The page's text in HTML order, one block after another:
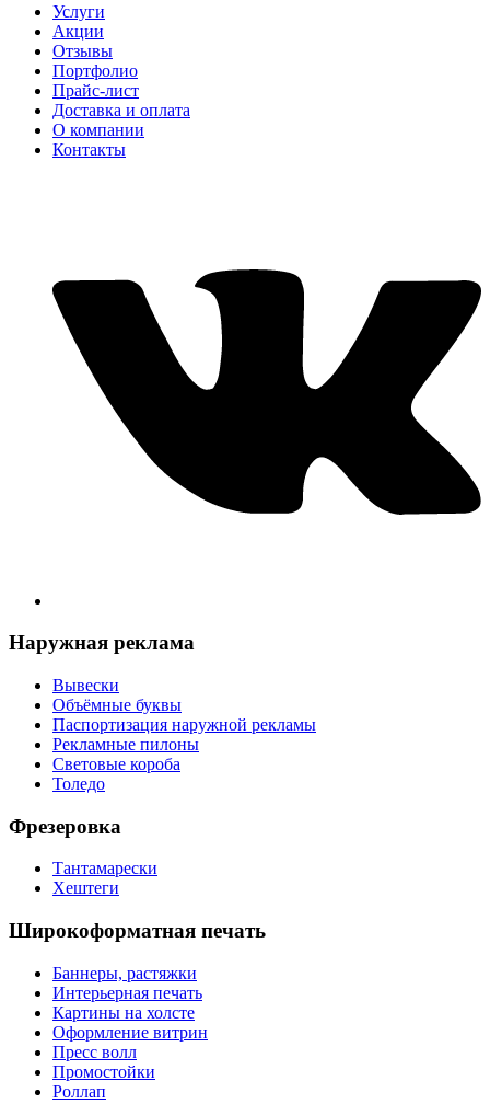
Услуги
Акции
Отзывы
Портфолио
Прайс-лист
Доставка и оплата
О компании
Контакты
Наружная реклама
Вывески
Объёмные буквы
Паспортизация наружной рекламы
Рекламные пилоны
Световые короба
Толедо
Фрезеровка
Тантамарески
Хештеги
Широкоформатная печать
Баннеры, растяжки
Интерьерная печать
Картины на холсте
Оформление витрин
Пресс волл
Промостойки
Роллап